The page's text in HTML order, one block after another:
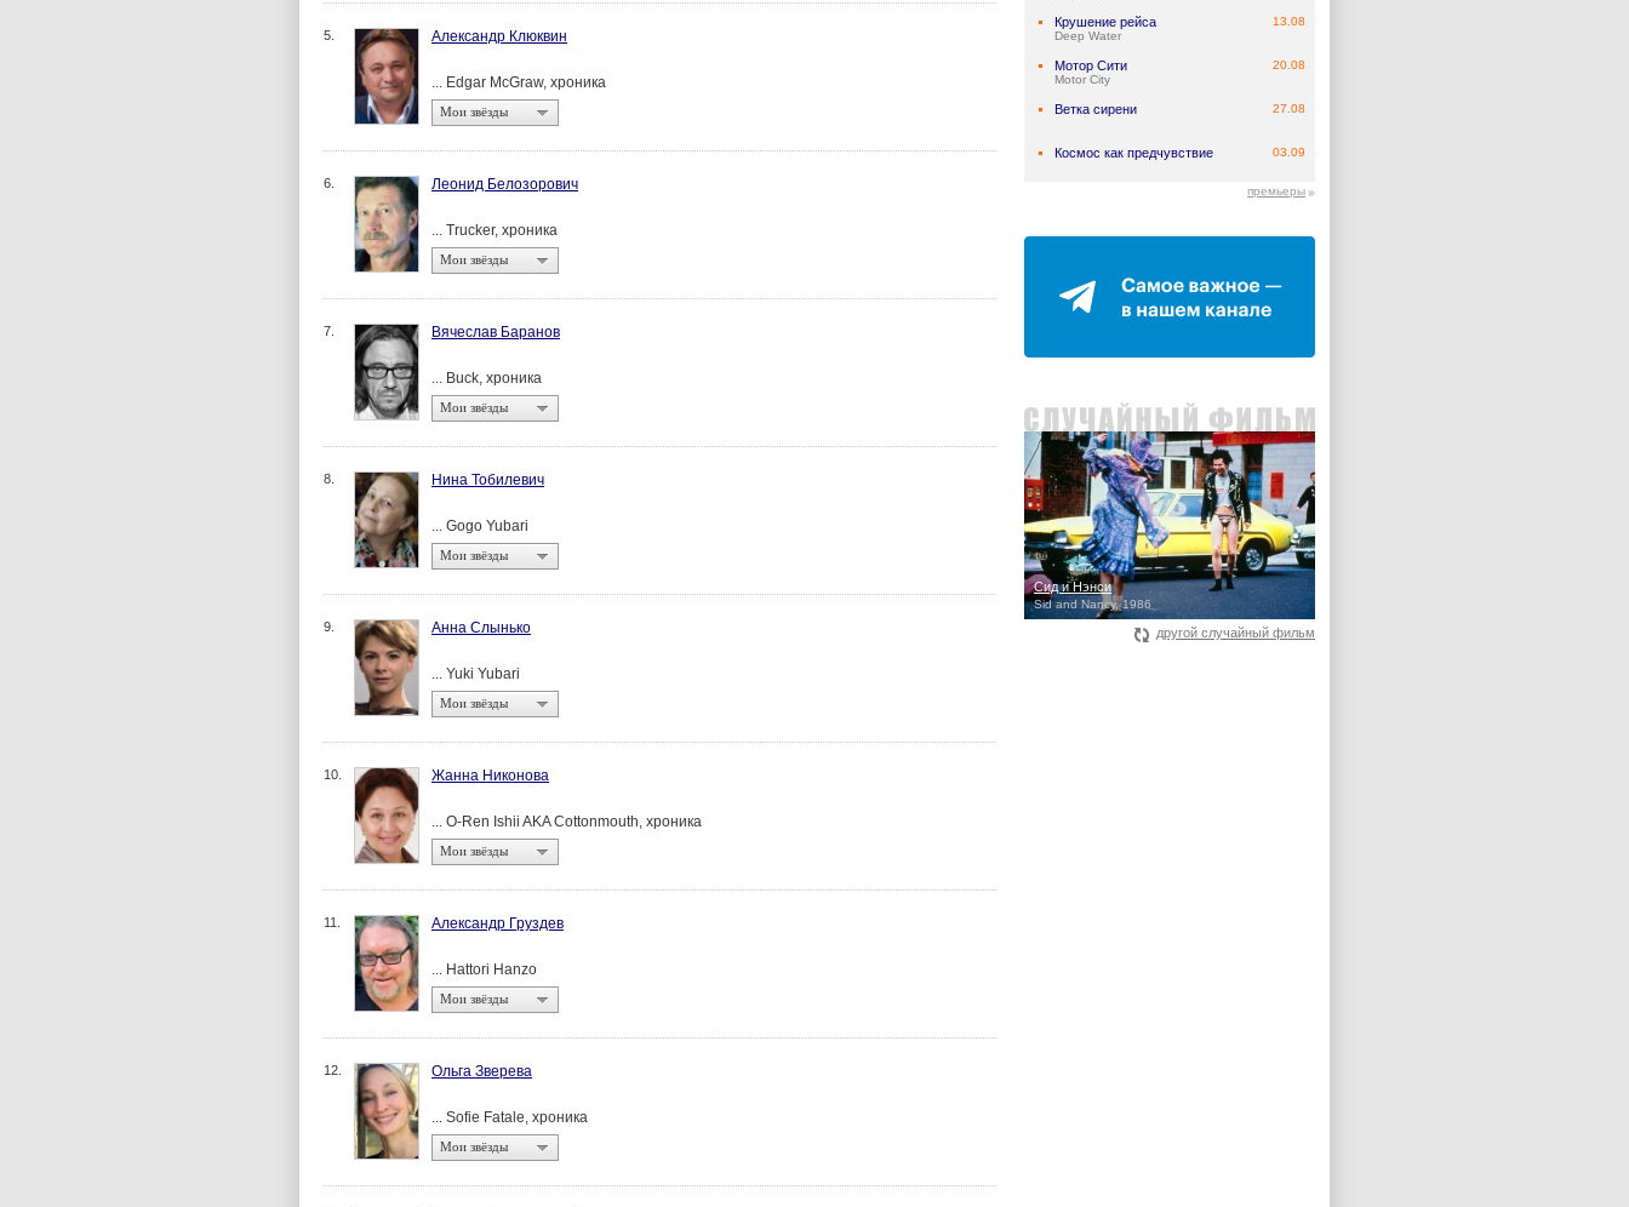
5. Александр Клюквин
... Edgar McGraw, хроника
Мои звёзды
6. Леонид Белозорович
... Trucker, хроника
Мои звёзды
7. Вячеслав Баранов
... Buck, хроника
Мои звёзды
8. Нина Тобилевич
... Gogo Yubari
Мои звёзды
9. Анна Слынько
... Yuki Yubari
Мои звёзды
10. Жанна Никонова
... O-Ren Ishii AKA Cottonmouth, хроника
Мои звёзды
11. Александр Груздев
... Hattori Hanzo
Мои звёзды
12. Ольга Зверева
... Sofie Fatale, хроника
Мои звёзды
Крушение рейса
Deep Water
13.08
Мотор Сити
Motor City
20.08
Ветка сирени 27.08
Космос как предчувствие 03.09
премьеры
Сид и Нэнси
Sid and Nancy, 1986
другой случайный фильм